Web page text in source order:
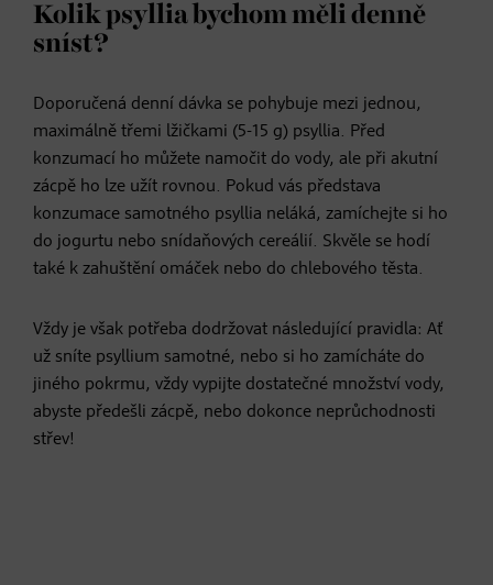
Kolik psyllia bychom měli denně
sníst?
Doporučená denní dávka se pohybuje mezi jednou,
maximálně třemi lžičkami (5-15 g) psyllia. Před
konzumací ho můžete namočit do vody, ale při akutní
zácpě ho lze užít rovnou. Pokud vás představa
konzumace samotného psyllia neláká, zamíchejte si ho
do jogurtu nebo snídaňových cereálií. Skvěle se hodí
také k zahuštění omáček nebo do chlebového těsta.
Vždy je však potřeba dodržovat následující pravidla: Ať
už sníte psyllium samotné, nebo si ho zamícháte do
jiného pokrmu, vždy vypijte dostatečné množství vody,
abyste předešli zácpě, nebo dokonce neprůchodnosti
střev!